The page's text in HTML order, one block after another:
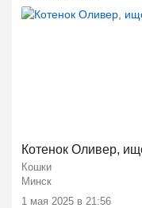
Котенок Оливер,
Кошки
Минск
1 мая 2025 в 21:56